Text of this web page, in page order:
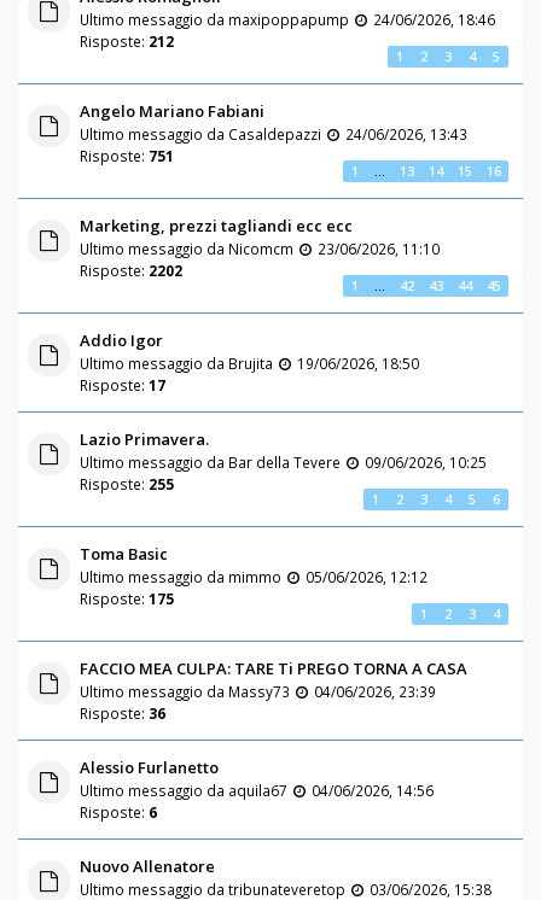
Ultimo messaggio da maxipoppapump
24/06/2026, 18:46
Risposte: 212
1 2 3 4 5
Angelo Mariano Fabiani
Ultimo messaggio da Casaldepazzi
24/06/2026, 13:43
Risposte: 751
1 … 13 14 15 16
Marketing, prezzi tagliandi ecc ecc
Ultimo messaggio da Nicomcm
23/06/2026, 11:10
Risposte: 2202
1 … 42 43 44 45
Addio Igor
Ultimo messaggio da Brujita
19/06/2026, 18:50
Risposte: 17
Lazio Primavera.
Ultimo messaggio da Bar della Tevere
09/06/2026, 10:25
Risposte: 255
1 2 3 4 5 6
Toma Basic
Ultimo messaggio da mimmo
05/06/2026, 12:12
Risposte: 175
1 2 3 4
FACCIO MEA CULPA: TARE Ti PREGO TORNA A CASA
Ultimo messaggio da Massy73
04/06/2026, 23:39
Risposte: 36
Alessio Furlanetto
Ultimo messaggio da aquila67
04/06/2026, 14:56
Risposte: 6
Nuovo Allenatore
Ultimo messaggio da tribunateveretop
03/06/2026, 15:38